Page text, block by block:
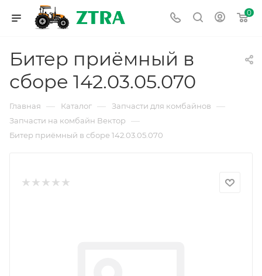
0
Битер приёмный в
сборе 142.03.05.070
Главная — Каталог — Запчасти для комбайнов —
Запчасти на комбайн Вектор —
Битер приёмный в сборе 142.03.05.070